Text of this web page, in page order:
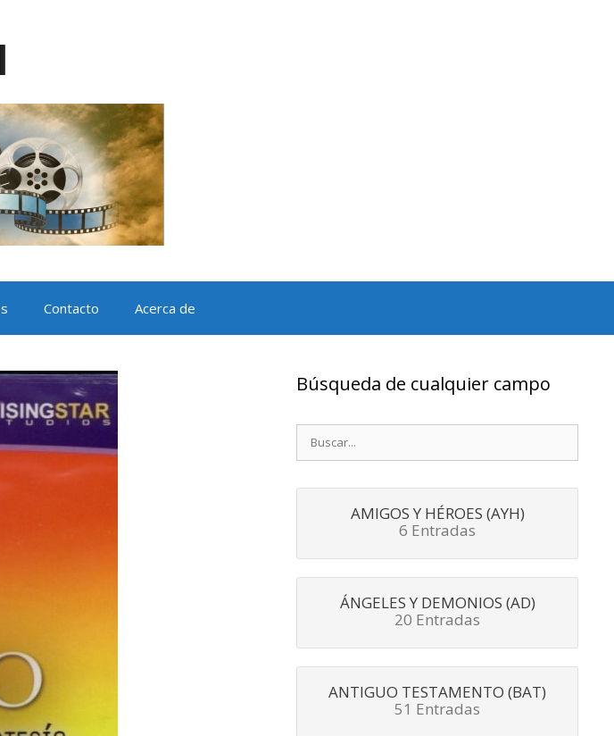
Contacto Acerca de
Búsqueda de cualquier campo
AMIGOS Y HÉROES (AYH)
6 Entradas
ÁNGELES Y DEMONIOS (AD)
20 Entradas
ANTIGUO TESTAMENTO (BAT)
51 Entradas